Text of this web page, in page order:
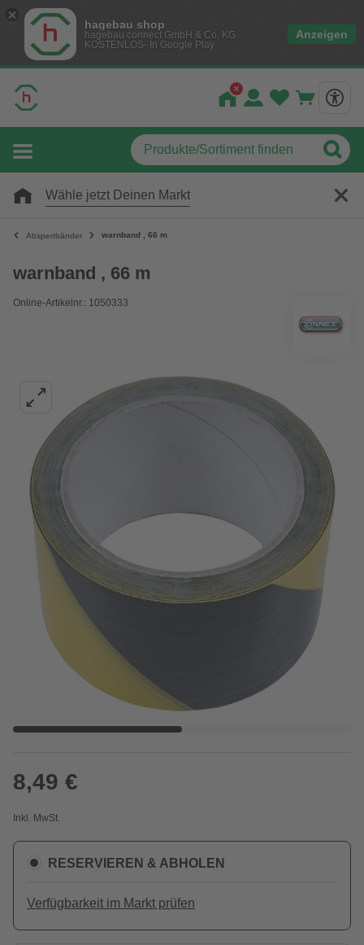
hagebau shop
hagebau connect GmbH & Co. KG
KOSTENLOS- In Google Play
Anzeigen
Wähle jetzt Deinen Markt
Absperrbänder warnband , 66 m
warnband , 66 m
Online-Artikelnr.: 1050333
8,49 €
Inkl. MwSt.
RESERVIEREN & ABHOLEN
Verfügbarkeit im Markt prüfen